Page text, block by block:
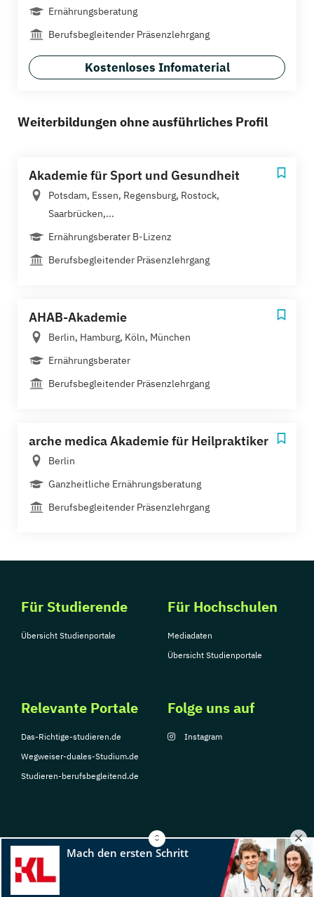
Ernährungsberatung
Berufsbegleitender Präsenzlehrgang
Kostenloses Infomaterial
Weiterbildungen ohne ausführliches Profil
Akademie für Sport und Gesundheit
Potsdam, Essen, Regensburg, Rostock,
Saarbrücken,...
Ernährungsberater B-Lizenz
Berufsbegleitender Präsenzlehrgang
AHAB-Akademie
Berlin, Hamburg, Köln, München
Ernährungsberater
Berufsbegleitender Präsenzlehrgang
arche medica Akademie für Heilpraktiker
Berlin
Ganzheitliche Ernährungsberatung
Berufsbegleitender Präsenzlehrgang
Für Studierende
Übersicht Studienportale
Für Hochschulen
Mediadaten
Übersicht Studienportale
Relevante Portale
Das-Richtige-studieren.de
Wegweiser-duales-Studium.de
Studieren-berufsbegleitend.de
Folge uns auf
Instagram
© Copyright 2026, TarGroup Media GmbH
Nutzungsbedingungen